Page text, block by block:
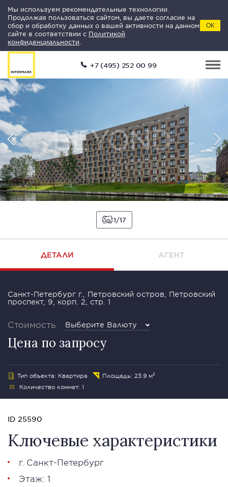
Мы используем рекомендательные технологии.
Продолжая пользоваться сайтом, вы даете согласие на
сбор и обработку данных о вашей активности на данном
сайте в соответствии с Политикой
конфиденциальности
ОК
+7 (495) 252 00 99
1 17
ДЕТАЛИ АГЕНТ
Санкт-Петербург г., Петровский остров, Петровский
проспект, 9, корп. 2, стр. 1
Стоимость Выберите Валюту
Цена по запросу
Тип объекта: Квартира
Площадь: 23.9 м²
Количество комнат: 1
ID 25590
Ключевые характеристики
г. Санкт-Петербург
Этаж: 1